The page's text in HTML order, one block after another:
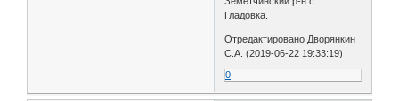
Гладовка.
Отредактировано Дворянкин
С.А. (2019-06-22 19:33:19)
0